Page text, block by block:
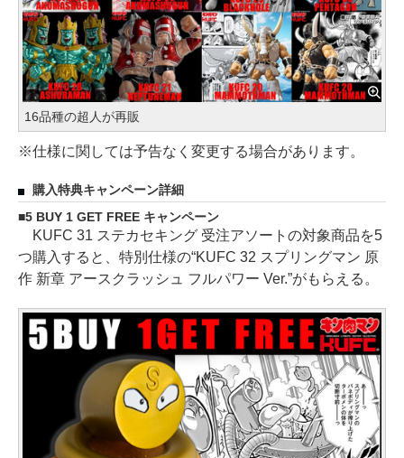
16品種の超人が再販
※仕様に関しては予告なく変更する場合があります。
購入特典キャンペーン詳細
5 BUY 1 GET FREE キャンペーン
KUFC 31 ステカセキング 受注アソートの対象商品を5
つ購入すると、特別仕様の“KUFC 32 スプリングマン 原
作 新章 アースクラッシュ フルパワー Ver.”がもらえる。